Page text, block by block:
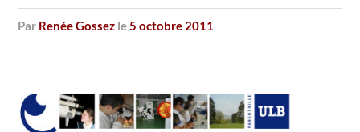
par Renée Gossez le5 octobre 2011